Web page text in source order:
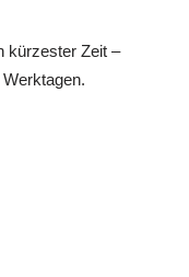
kürzester Zeit –